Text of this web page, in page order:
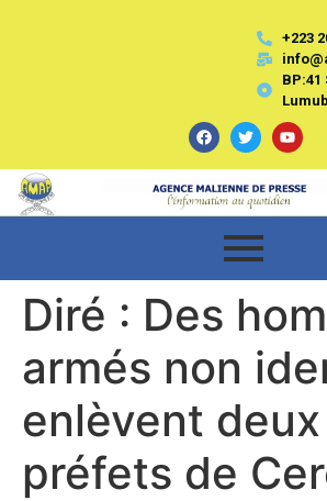
+223
Diré : Des
armés non
enlèvent
préfets de